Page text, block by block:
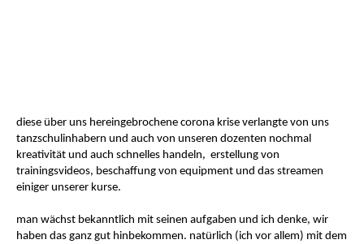
diese über uns hereingebrochene corona krise verlangte von uns
tanzschulinhabern und auch von unseren dozenten nochmal
kreativität und auch schnelles handeln, erstellung von
trainingsvideos, beschaffung von equipment und das streamen
einiger unserer kurse.
man wächst bekanntlich mit seinen aufgaben und ich denke, wir
haben das ganz gut hinbekommen. natürlich (ich vor allem) mit dem